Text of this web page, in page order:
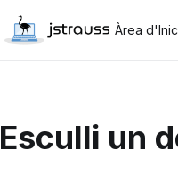
Àrea
Esculli un